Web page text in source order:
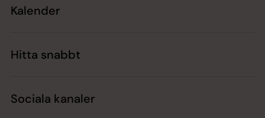
Kalender
Hitta snabbt
Sociala kanaler